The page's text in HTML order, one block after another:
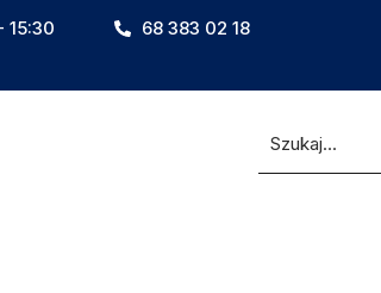
15:30 68 383 02 18